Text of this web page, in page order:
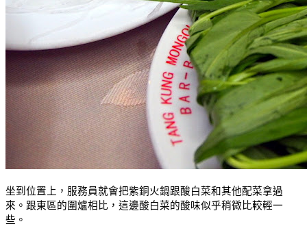
坐到位置上，服務員就會把紫銅火鍋跟酸白菜和其他配菜拿過
來。跟東區的圍爐相比，這邊酸白菜的酸味似乎稍微比較輕一
些。